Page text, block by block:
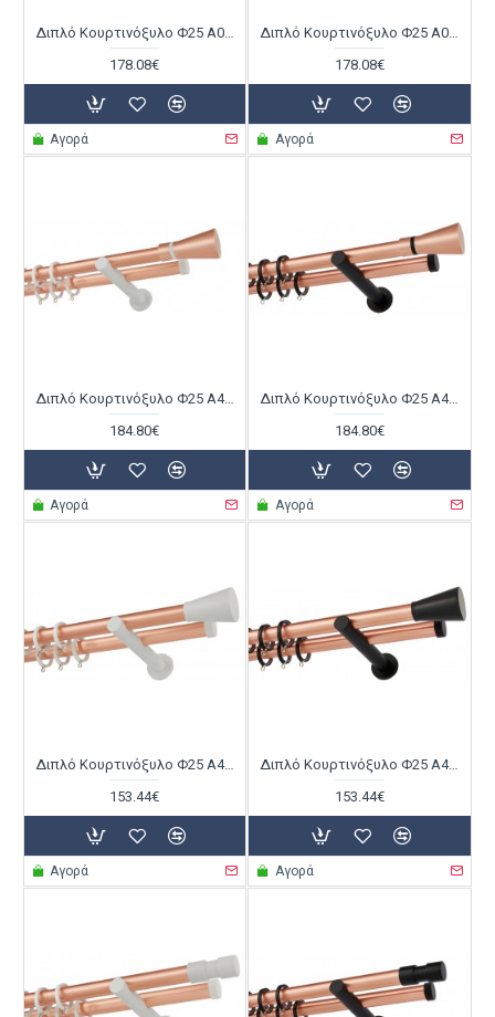
Διπλό Κουρτινόξυλο Φ25 Α0079 Χαλκός Ματ / Λευκό
178.08€
Αγορά
Διπλό Κουρτινόξυλο Φ25 Α0079 Χαλκός Ματ / Μαύρο
178.08€
Αγορά
Διπλό Κουρτινόξυλο Φ25 Α4110 Χαλκός Ματ / Λευκό
184.80€
Αγορά
Διπλό Κουρτινόξυλο Φ25 Α4110 Χαλκός Ματ / Μαύρο
184.80€
Αγορά
Διπλό Κουρτινόξυλο Φ25 Α4141 Χαλκός Ματ / Λευκό
153.44€
Αγορά
Διπλό Κουρτινόξυλο Φ25 Α4141 Χαλκός Ματ / Μαύρο
153.44€
Αγορά